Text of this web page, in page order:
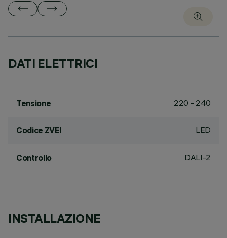
DATI ELETTRICI
Tensione 220 - 240
Codice ZVEI LED
Controllo DALI-2
INSTALLAZIONE